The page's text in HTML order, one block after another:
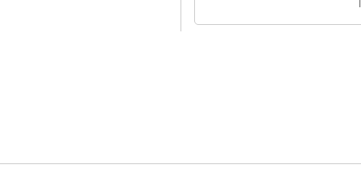
Alla dessa
med sin föregångare.